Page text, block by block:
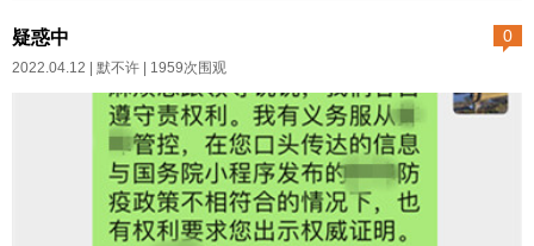
0
疑惑中
2022.04.12 | 默不许 | 1959次围观